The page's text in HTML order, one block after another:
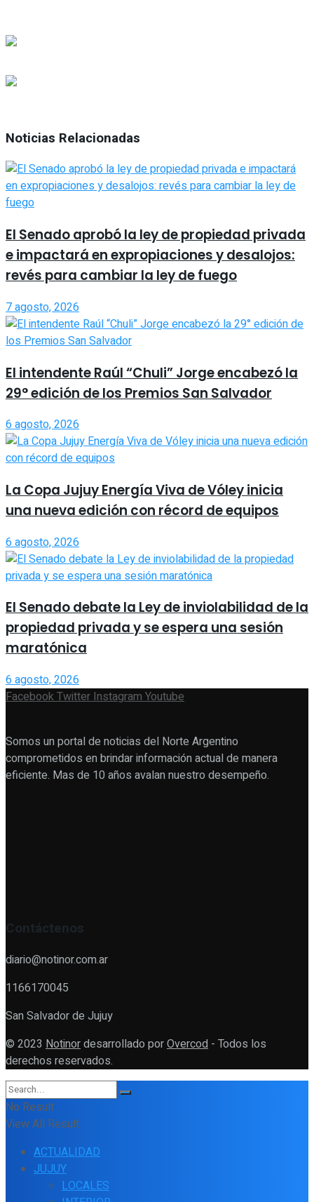
Noticias Relacionadas
El Senado aprobó la ley de propiedad privada
e impactará en expropiaciones y desalojos:
revés para cambiar la ley de fuego
7 agosto, 2026
El intendente Raúl “Chuli” Jorge encabezó la
29° edición de los Premios San Salvador
6 agosto, 2026
La Copa Jujuy Energía Viva de Vóley inicia
una nueva edición con récord de equipos
6 agosto, 2026
El Senado debate la Ley de inviolabilidad de la
propiedad privada y se espera una sesión
maratónica
6 agosto, 2026
FacebookTwitterInstagramYoutube
Somos un portal de noticias del Norte Argentino
comprometidos en brindar información actual de manera
eficiente. Mas de 10 años avalan nuestro desempeño.
Contáctenos
diario@notinor.com.ar
1166170045
San Salvador de Jujuy
© 2023 Notinordesarrollado porOvercod - Todos los
derechos reservados.
No Result
View All Result
ACTUALIDAD
JUJUY
LOCALES